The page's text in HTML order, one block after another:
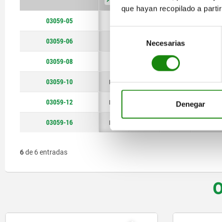
que hayan recopilado a
consentimiento
Necesarias
Denegar
03059-05
03059-06 20 2,7
03059-08 3,5
03059-10 M10 22 4 3
03059-12 M12 6 4
03059-16 M16
6de 6 entradas